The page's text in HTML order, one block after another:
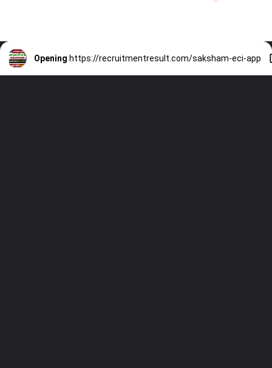
Opening https://recruitmentresult.com/saksham-eci-app